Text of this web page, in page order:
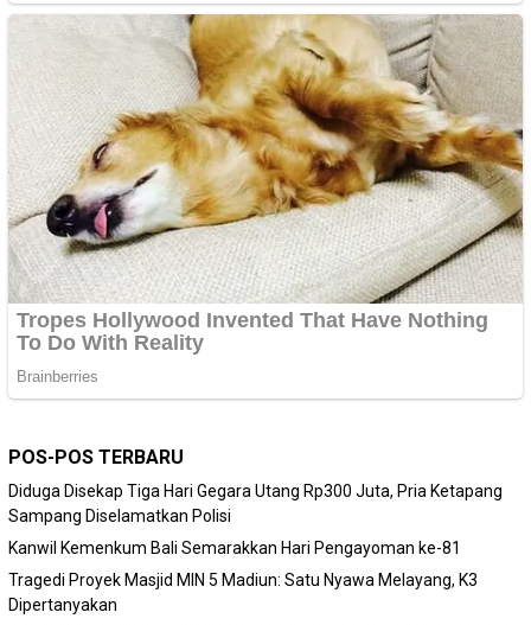
POS-POS TERBARU
Diduga Disekap Tiga Hari Gegara Utang Rp300 Juta, Pria Ketapang
Sampang Diselamatkan Polisi
Kanwil Kemenkum Bali Semarakkan Hari Pengayoman ke-81
Tragedi Proyek Masjid MIN 5 Madiun: Satu Nyawa Melayang, K3
Dipertanyakan